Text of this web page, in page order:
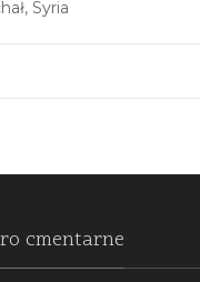
, Syria
cmentarne